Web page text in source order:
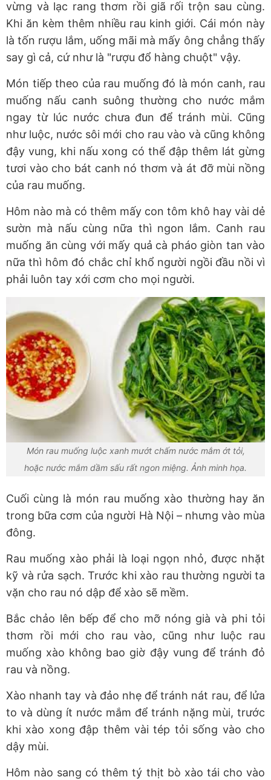
vừng và lạc rang thơm rồi giã rối trộn sau cùng.
Khi ăn kèm thêm nhiều rau kinh giới. Cái món này
là tốn rượu lắm, uống mãi mà mấy ông chẳng thấy
say gì cả, cứ như là "rượu đổ hàng chuột" vậy.
Món tiếp theo của rau muống đó là món canh, rau
muống nấu canh suông thường cho nước mắm
ngay từ lúc nước chưa đun để tránh mùi. Cũng
như luộc, nước sôi mới cho rau vào và cũng không
đậy vung, khi nấu xong có thể đập thêm lát gừng
tươi vào cho bát canh nó thơm và át đỡ mùi nồng
của rau muống.
Hôm nào mà có thêm mấy con tôm khô hay vài dẻ
sườn mà nấu cùng nữa thì ngon lắm. Canh rau
muống ăn cùng với mấy quả cà pháo giòn tan vào
nữa thì hôm đó chắc chỉ khổ người ngồi đầu nồi vì
phải luôn tay xới cơm cho mọi người.
Món rau muống luộc xanh mướt chấm nước mắm ớt tỏi,
hoặc nước mắm dầm sấu rất ngon miệng. Ảnh minh họa.
Cuối cùng là món rau muống xào thường hay ăn
trong bữa cơm của người Hà Nội – nhưng vào mùa
đông.
Rau muống xào phải là loại ngọn nhỏ, được nhặt
kỹ và rửa sạch. Trước khi xào rau thường người ta
vặn cho rau nó dập để xào sẽ mềm.
Bắc chảo lên bếp để cho mỡ nóng già và phi tỏi
thơm rồi mới cho rau vào, cũng như luộc rau
muống xào không bao giờ đậy vung để tránh đỏ
rau và nồng.
Xào nhanh tay và đảo nhẹ để tránh nát rau, để lửa
to và dùng ít nước mắm để tránh nặng mùi, trước
khi xào xong đập thêm vài tép tỏi sống vào cho
dậy mùi.
Hôm nào sang có thêm tý thịt bò xào tái cho vào